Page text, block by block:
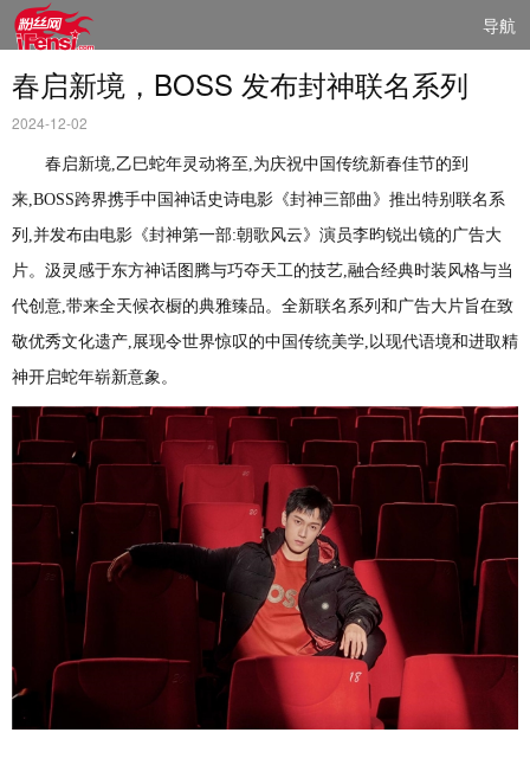
导航
春启新境，BOSS 发布封神联名系列
2024-12-02
春启新境,乙巳蛇年灵动将至,为庆祝中国传统新春佳节的到
来,BOSS跨界携手中国神话史诗电影《封神三部曲》推出特别联名系
列,并发布由电影《封神第一部:朝歌风云》演员李昀锐出镜的广告大
片。汲灵感于东方神话图腾与巧夺天工的技艺,融合经典时装风格与当
代创意,带来全天候衣橱的典雅臻品。全新联名系列和广告大片旨在致
敬优秀文化遗产,展现令世界惊叹的中国传统美学,以现代语境和进取精
神开启蛇年崭新意象。